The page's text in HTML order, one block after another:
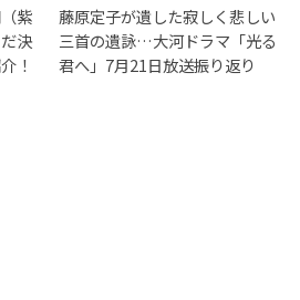
紫
決
！
藤原定子が遺した寂しく悲しい
三首の遺詠…大河ドラマ「光る
君へ」7月21日放送振り返り